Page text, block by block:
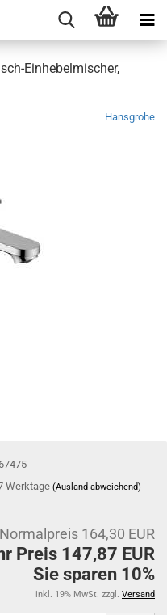
Einhebelmischer,
Hansgrohe
Werktage(Ausland abweichend)
164,30 EUR
Preis 147,87 EUR
Sie sparen 10%
inkl. 19% MwSt. zzgl. Versand